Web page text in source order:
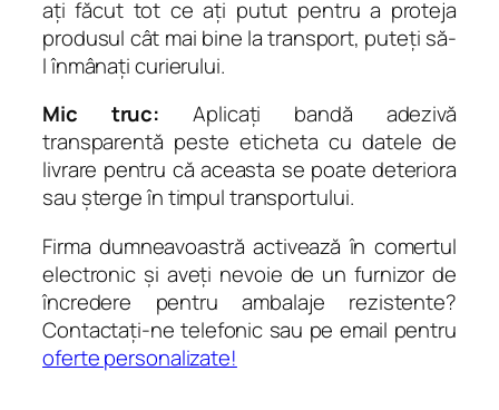
ați făcut tot ce ați putut pentru a proteja
produsul cât mai bine la transport, puteți să-
l înmânați curierului.
Mic truc: Aplicați bandă adezivă
transparentă peste eticheta cu datele de
livrare pentru că aceasta se poate deteriora
sau șterge în timpul transportului.
Firma dumneavoastră activează în comertul
electronic și aveți nevoie de un furnizor de
încredere pentru ambalaje rezistente?
Contactați-ne telefonic sau pe email pentru
oferte personalizate!